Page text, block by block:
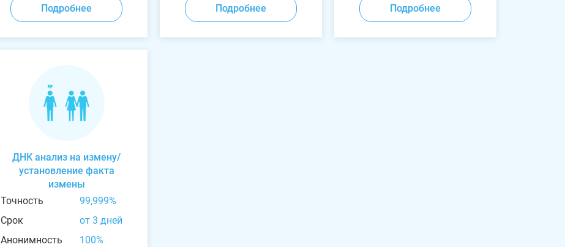
Подробнее Подробнее Подробнее
ДНК анализ на измену/
установление факта
измены
Точность
99,999%
Срок
от 3 дней
Анонимность
100%